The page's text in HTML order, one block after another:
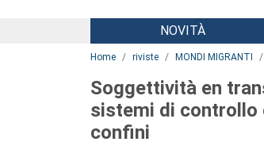
NOVITÀ
Home riviste MONDI MIGRANTI
Soggettività en
sistemi di controllo
confini